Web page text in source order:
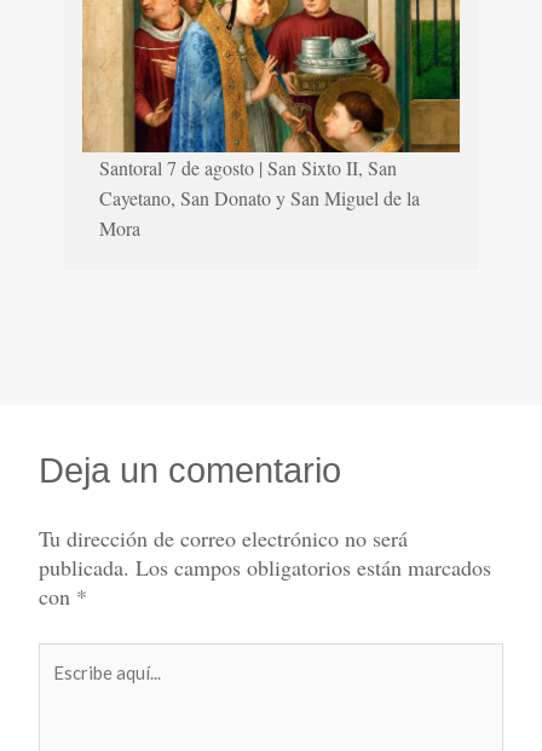
Santoral 7 de agosto | San Sixto II, San
Cayetano, San Donato y San Miguel de la
Mora
Deja un comentario
Tu dirección de correo electrónico no será
publicada. Los campos obligatorios están marcados
con *
aquí...